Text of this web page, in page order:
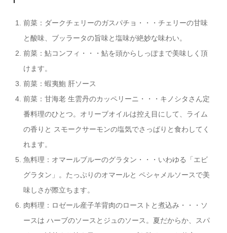
前菜：ダークチェリーのガスパチョ・・・チェリーの甘味
と酸味、ブッラータの旨味と塩味が絶妙な味わい。
前菜：鮎コンフィ・・・鮎を頭からしっぽまで美味しく頂
けます。
前菜：蝦夷鮑 肝ソース
前菜：甘海老 生雲丹のカッペリーニ・・・キノシタさん定
番料理のひとつ。オリーブオイルは控え目にして、ライム
の香りと スモークサーモンの塩気でさっぱりと食わしてく
れます。
魚料理：オマールブルーのグラタン・・・いわゆる「エビ
グラタン」。たっぷりのオマールと ペシャメルソースで美
味しさが際立ちます。
肉料理：ロゼール産子羊背肉のローストと煮込み・・・ソ
ースは ハーブのソースとジュのソース。夏だからか、スパ